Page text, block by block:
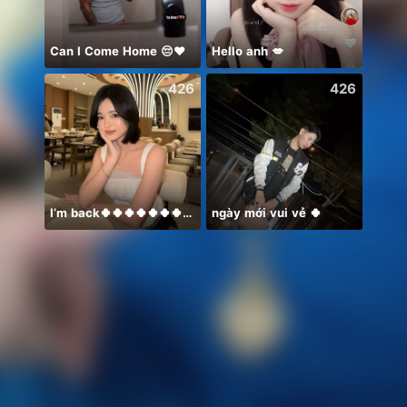
Can I Come Home 😔❤️ Hello anh 💋
426
I’m back🍀🍀🍀🍀🍀🍀🍀🍀🍀🍀🍀
426
ngày mới vui vẻ 🍀